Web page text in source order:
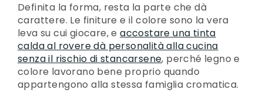
Definita la forma, resta la parte che dà
carattere. Le finiture e il colore sono la vera
leva su cui giocare, eaccostare una tinta
calda al rovere dà personalità alla cucina
senza il rischio di stancarsene, perché legno e
colore lavorano bene proprio quando
appartengono alla stessa famiglia cromatica.